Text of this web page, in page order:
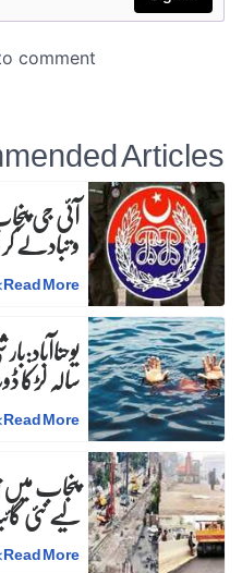
Articles
و تبادلے
Read More
سالہ
Read More
پنجاب
لیے نئی
Read More